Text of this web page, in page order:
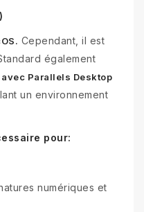
Cependant, il est
également
Parallels Desktop
un environnement
pour:
numériques et